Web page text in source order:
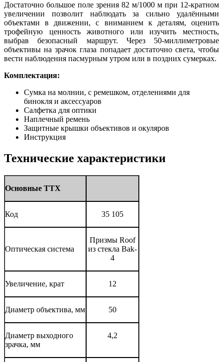
Достаточно большое поле зрения 82 м/1000 м при 12-кратном
увеличении позволит наблюдать за сильно удалёнными
объектами в движении, с вниманием к деталям, оценить
трофейную ценность животного или изучить местность,
выбрав безопасный маршрут. Через 50-миллиметровые
объективы на зрачок глаза попадает достаточно света, чтобы
вести наблюдения пасмурным утром или в поздних сумерках.
Комплектация:
Сумка на молнии, с ремешком, отделениями для
бинокля и аксессуаров
Салфетка для оптики
Наплечный ремень
Защитные крышки объективов и окуляров
Инструкция
Технические характеристики
Основные ТТХ
Код 35 105
Оптическая система
Призмы Roof
из стекла Bak-
4
Увеличение, крат 12
Диаметр объектива, мм 50
Диаметр выходного
зрачка, мм
4,2